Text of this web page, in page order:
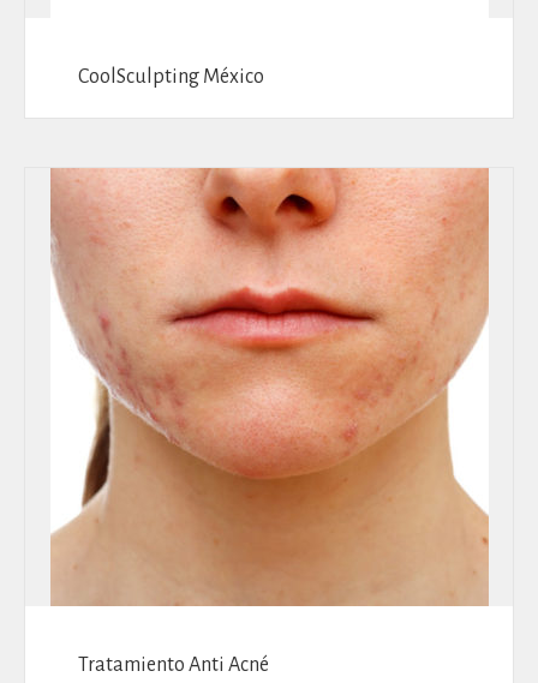
CoolSculpting México
Tratamiento Anti Acné